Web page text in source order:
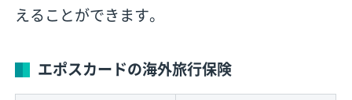
えることができます。
エポスカードの海外旅行保険